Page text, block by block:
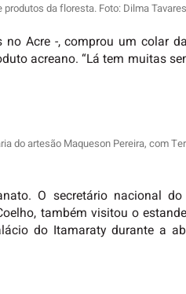
da floresta. Foto: Dilma
Acre -, comprou um colar
acreano. “Lá tem muitas
do artesão Maqueson Pereira, com
O secretário nacional
também visitou o
do Itamaraty durante a